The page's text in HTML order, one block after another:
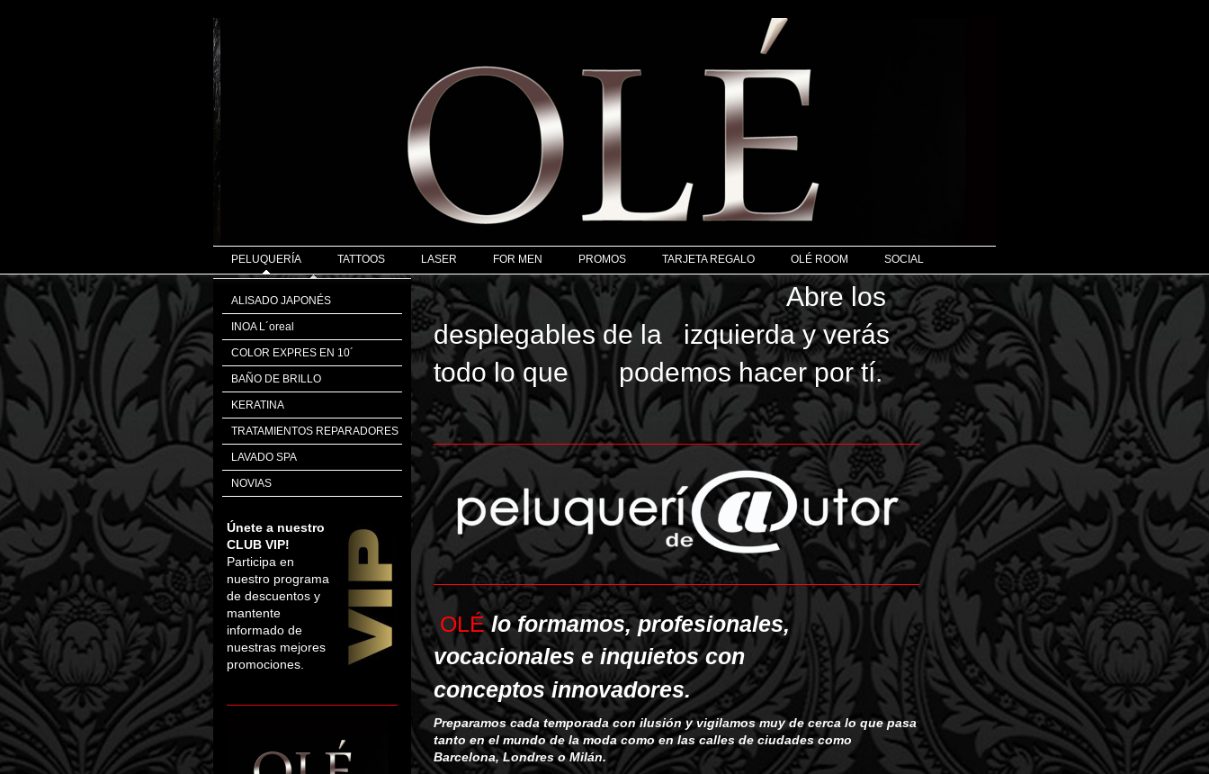
PELUQUERÍA TATTOOS LASER FOR MEN PROMOS TARJETA REGALO OLÉ ROOM SOCIAL
ALISADO JAPONÉS
INOA L´oreal
COLOR EXPRES EN 10´
BAÑO DE BRILLO
KERATINA
TRATAMIENTOS REPARADORES
LAVADO SPA
NOVIAS
Únete a nuestro
CLUB VIP!
Participa en
nuestro programa
de descuentos y
mantente
informado de
nuestras mejores
promociones.
Abre los
desplegables de la izquierda y verás
todo lo que podemos hacer por tí.
OLÉ lo formamos, profesionales,
vocacionales e inquietos con
conceptos innovadores.
Preparamos cada temporada con ilusión y vigilamos muy de cerca lo que pasa
tanto en el mundo de la moda como en las calles de ciudades como
Barcelona, Londres o Milán.